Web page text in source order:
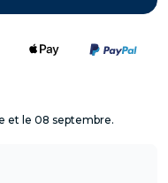
et le 08 septembre.